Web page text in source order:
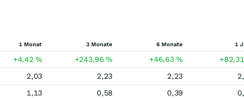
1 Monat 3 Monate 6 Monate 1
+4,42% +243,96% +46,63%
2,03 2,23 2,23
1,13 0,58 0,39